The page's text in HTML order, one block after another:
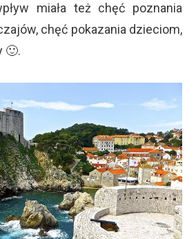
miała też chęć poznania
chęć pokazania dzieciom,
🙂.